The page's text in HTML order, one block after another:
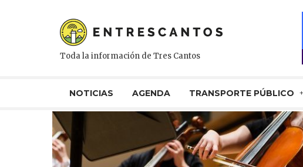
Toda la información de Tres Cantos
NOTICIAS AGENDA TRANSPORTE PÚBLICO